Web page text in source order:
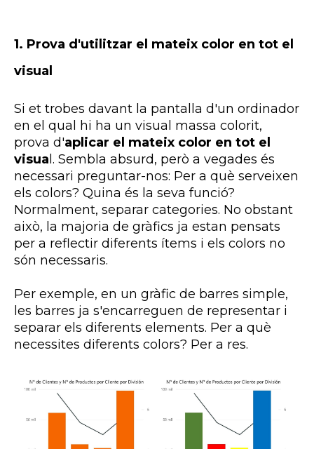
1. Prova d'utilitzar el mateix color en tot el
visual
Si et trobes davant la pantalla d'un ordinador
en el qual hi ha un visual massa colorit,
prova d'aplicar el mateix color en tot el
visua l. Sembla absurd, però a vegades és
necessari preguntar-nos: Per a què serveixen
els colors? Quina és la seva funció?
Normalment, separar categories. No obstant
això, la majoria de gràfics ja estan pensats
per a reflectir diferents ítems i els colors no
són necessaris.
Per exemple, en un gràfic de barres simple,
les barres ja s'encarreguen de representar i
separar els diferents elements. Per a què
necessites diferents colors? Per a res.